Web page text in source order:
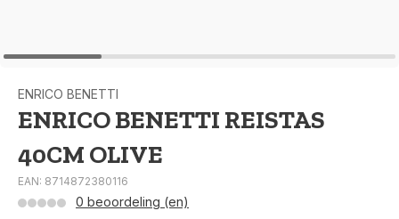
ENRICO BENETTI
ENRICO BENETTI REISTAS
40CM OLIVE
EAN: 8714872380116
0 beoordeling (en)